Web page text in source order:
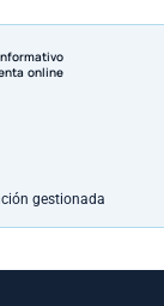
online
gestionada